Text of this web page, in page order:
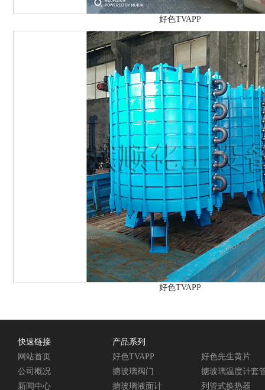
好色TVAPP
好色TVAPP
快速链接
网站首页
公司概况
新闻中心
产品系列
好色TVAPP
好色先生黄片
搪玻璃阀门
搪玻璃温度计套
搪玻璃液面计
列管式换热器